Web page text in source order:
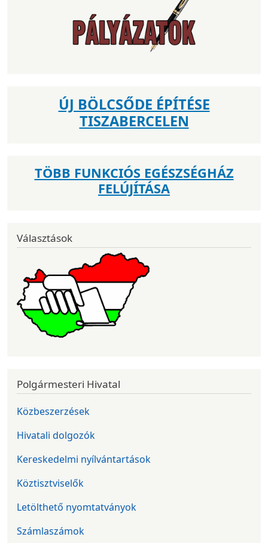
ÚJ BÖLCSŐDE ÉPÍTÉSE
TISZABERCELEN
TÖBB FUNKCIÓS EGÉSZSÉGHÁZ
FELÚJÍTÁSA
Választások
Polgármesteri Hivatal
Közbeszerzések
Hivatali dolgozók
Kereskedelmi nyílvántartások
Köztisztviselők
Letölthető nyomtatványok
Számlaszámok